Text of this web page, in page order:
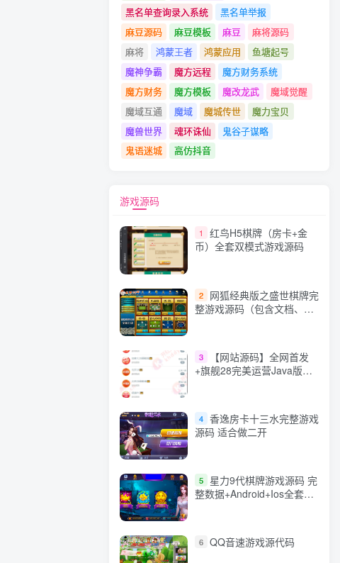
黑名单查询录入系统
黑名单举报
麻豆源码
麻豆模板 麻豆
麻将源码
麻将
鸿蒙王者 鸿蒙应用
鱼塘起号
魔神争霸
魔方远程
魔方财务系统
魔方财务
魔方模板 魔改龙武
魔域觉醒
魔域互通
魔域 魔城传世
魔力宝贝
魔兽世界
魂环诛仙
鬼谷子谋略
鬼语迷城
高仿抖音
游戏源码
1
红鸟H5棋牌（房卡+金
币）全套双模式游戏源码
2
网狐经典版之盛世棋牌完
整游戏源码（包含文档、架
3
【网站源码】全网首发
+旗舰28完美运营Java版高
4 香逸房卡十三水完整游戏
源码 适合做二开
5
星力9代棋牌游戏源码 完
整数据+Android+Ios全套
6 QQ音速游戏源代码